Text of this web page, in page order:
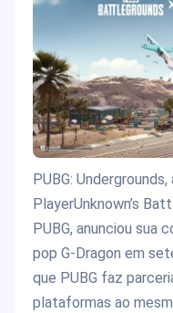
PUBG:
PlayerUnknown’s
PUBG, anunciou sua
pop G-Dragon em
que PUBG faz
plataformas ao